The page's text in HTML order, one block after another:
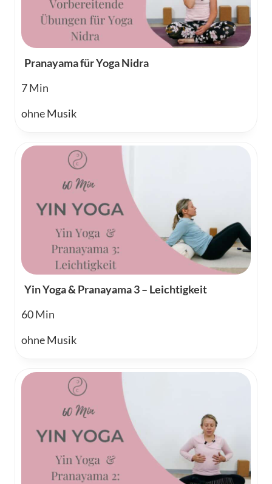
Pranayama für Yoga Nidra
7
ohne Musik
Yin Yoga & Pranayama 3 – Leichtigkeit
60
ohne Musik